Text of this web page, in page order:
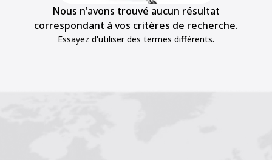
Nous n'avons trouvé aucun résultat
correspondant à vos critères de recherche.
Essayez d'utiliser des termes différents.